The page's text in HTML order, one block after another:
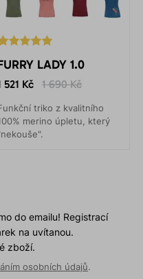
LADY 1.0
521 Kč 1 690 Kč
triko z kvalitního
merino úpletu, který
do emailu! Registrací
na uvítanou.
zboží.
osobních údajů.